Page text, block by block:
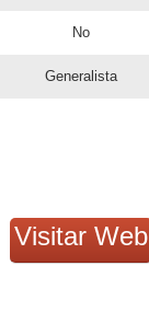
No
Generalista
Visitar Web